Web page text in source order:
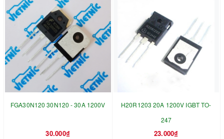
FGA30N120 30N120 - 30A 1200V
30.000₫
H20R1203 20A 1200V IGBT TO-
247
23.000₫